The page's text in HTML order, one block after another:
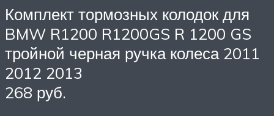
Комплект тормозных колодок для
BMW R1200 R1200GS R 1200 GS
тройной черная ручка колеса 2011
2012 2013
268 руб.